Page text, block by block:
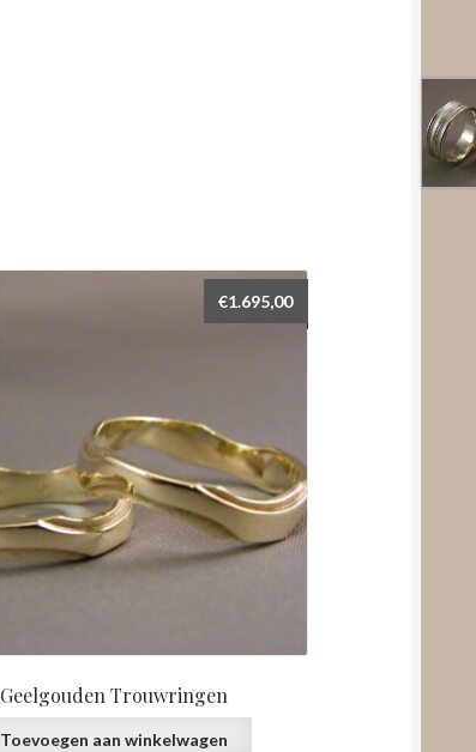
Geelgouden Trouwringen
€1.695,00
Toevoegen aan winkelwagen